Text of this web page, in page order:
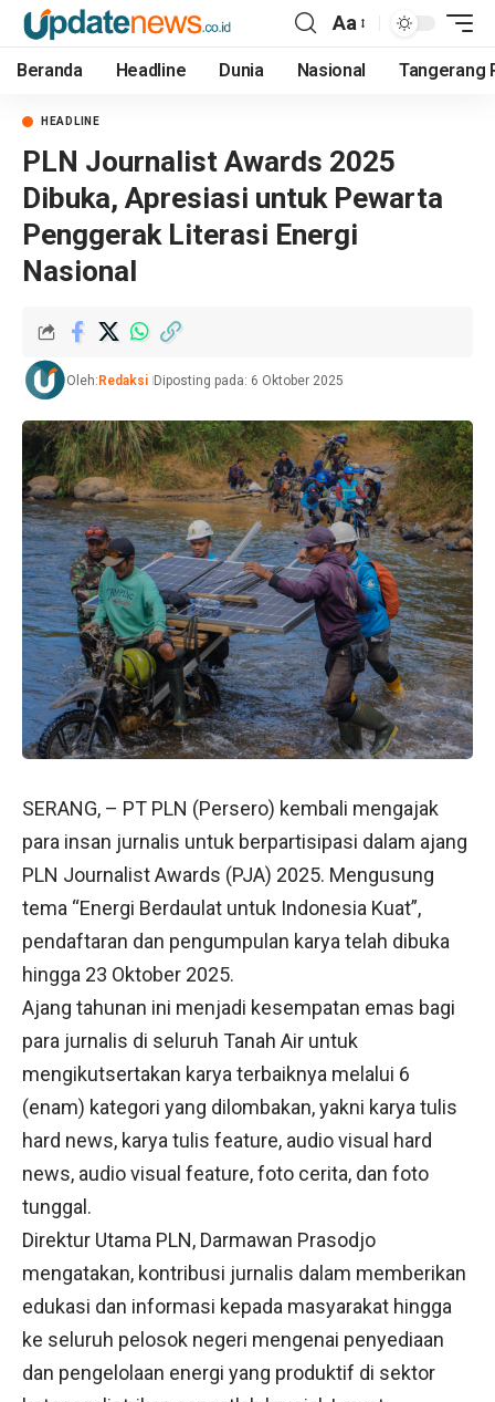
Aa
Beranda Headline Dunia Nasional Tangerang
HEADLINE
PLN Journalist Awards 2025
Dibuka, Apresiasi untuk Pewarta
Penggerak Literasi Energi
Nasional
Oleh: Redaksi Diposting pada: 6 Oktober 2025
SERANG, – PT PLN (Persero) kembali mengajak
para insan jurnalis untuk berpartisipasi dalam ajang
PLN Journalist Awards (PJA) 2025. Mengusung
tema “Energi Berdaulat untuk Indonesia Kuat”,
pendaftaran dan pengumpulan karya telah dibuka
hingga 23 Oktober 2025.
Ajang tahunan ini menjadi kesempatan emas bagi
para jurnalis di seluruh Tanah Air untuk
mengikutsertakan karya terbaiknya melalui 6
(enam) kategori yang dilombakan, yakni karya tulis
hard news, karya tulis feature, audio visual hard
news, audio visual feature, foto cerita, dan foto
tunggal.
Direktur Utama PLN, Darmawan Prasodjo
mengatakan, kontribusi jurnalis dalam memberikan
edukasi dan informasi kepada masyarakat hingga
ke seluruh pelosok negeri mengenai penyediaan
dan pengelolaan energi yang produktif di sektor